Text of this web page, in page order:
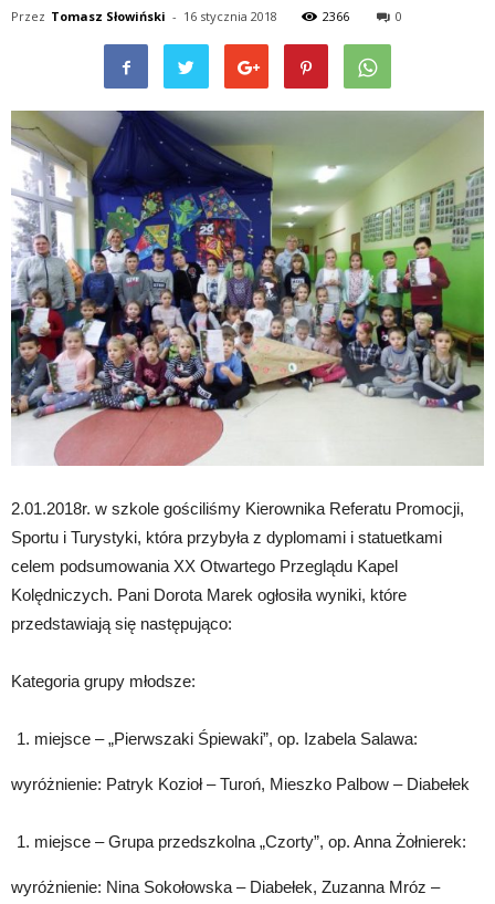
Przez Tomasz Słowiński - 16 stycznia 2018 2366 0
2.01.2018r. w szkole gościliśmy Kierownika Referatu Promocji,
Sportu i Turystyki, która przybyła z dyplomami i statuetkami
celem podsumowania XX Otwartego Przeglądu Kapel
Kolędniczych. Pani Dorota Marek ogłosiła wyniki, które
przedstawiają się następująco:
Kategoria grupy młodsze:
miejsce – „Pierwszaki Śpiewaki”, op. Izabela Salawa:
wyróżnienie: Patryk Kozioł – Turoń, Mieszko Palbow – Diabełek
miejsce – Grupa przedszkolna „Czorty”, op. Anna Żołnierek:
wyróżnienie: Nina Sokołowska – Diabełek, Zuzanna Mróz –